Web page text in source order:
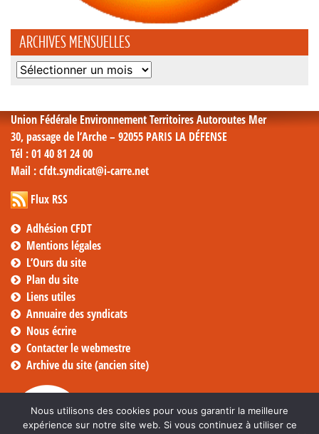
ARCHIVES MENSUELLES
Archives
Union Fédérale Environnement Territoires Autoroutes Mer
30, passage de l’Arche – 92055 PARIS LA DÉFENSE
Tél : 01 40 81 24 00
Mail : cfdt.syndicat@i-carre.net
Flux RSS
Adhésion CFDT
Mentions légales
L’Ours du site
Plan du site
Liens utiles
Annuaire des syndicats
Nous écrire
Contacter le webmestre
Archive du site (ancien site)
Nous utilisons des cookies pour vous garantir la meilleure
expérience sur notre site web. Si vous continuez à utiliser ce